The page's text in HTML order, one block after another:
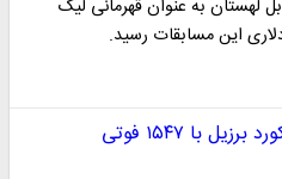
لهستان به عنوان قهرمانی لیگ